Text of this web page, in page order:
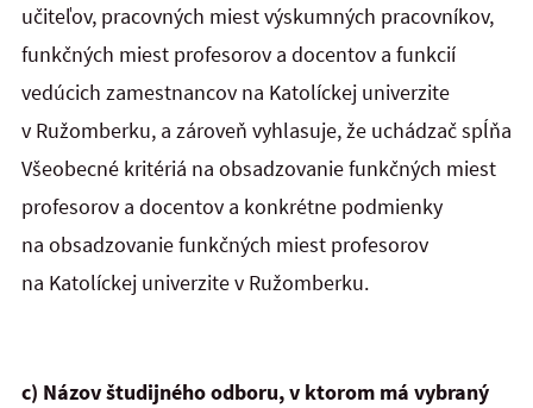
učiteľov, pracovných miest výskumných pracovníkov,
funkčných miest profesorov a docentov a funkcií
vedúcich zamestnancov na Katolíckej univerzite
v Ružomberku, a zároveň vyhlasuje, že uchádzač spĺňa
Všeobecné kritériá na obsadzovanie funkčných miest
profesorov a docentov a konkrétne podmienky
na obsadzovanie funkčných miest profesorov
na Katolíckej univerzite v Ružomberku.
c) Názov študijného odboru, v ktorom má vybraný